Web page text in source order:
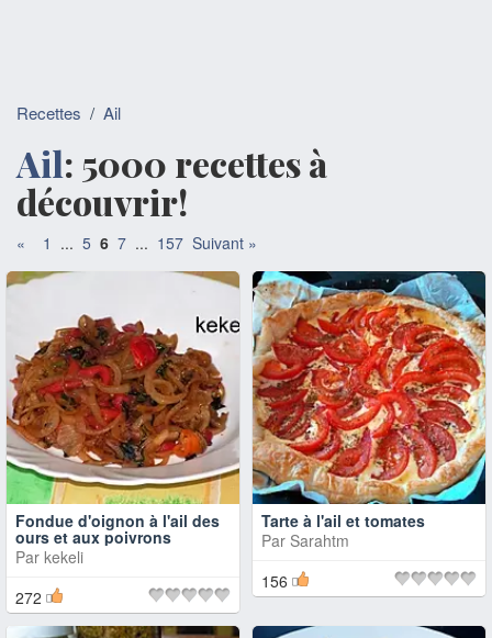
Recettes / Ail
Ail: 5000 recettes à
découvrir!
« 1 ... 5 6 7 ... 157 Suivant »
Fondue d'oignon à l'ail des
ours et aux poivrons
Par kekeli
272
Tarte à l'ail et tomates
Par Sarahtm
156